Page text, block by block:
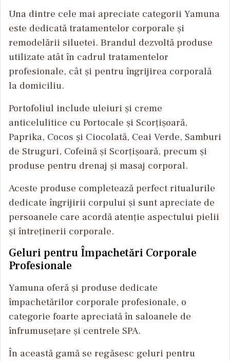
Una dintre cele mai apreciate categorii Yamuna
este dedicată tratamentelor corporale și
remodelării siluetei. Brandul dezvoltă produse
utilizate atât în cadrul tratamentelor
profesionale, cât și pentru îngrijirea corporală
la domiciliu.
Portofoliul include uleiuri și creme
anticelulitice cu Portocale și Scorțișoară,
Paprika, Cocos și Ciocolată, Ceai Verde, Samburi
de Struguri, Cofeină și Scorțișoară, precum și
produse pentru drenaj și masaj corporal.
Aceste produse completează perfect ritualurile
dedicate îngrijirii corpului și sunt apreciate de
persoanele care acordă atenție aspectului pielii
și întreținerii corporale.
Geluri pentru Împachetări Corporale
Profesionale
Yamuna oferă și produse dedicate
împachetărilor corporale profesionale, o
categorie foarte apreciată în saloanele de
înfrumusețare și centrele SPA.
În această gamă se regăsesc geluri pentru